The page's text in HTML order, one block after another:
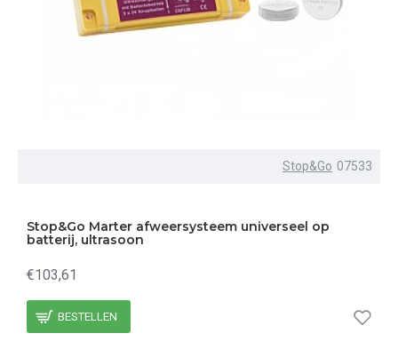
Stop&Go 07533
Stop&Go Marter afweersysteem universeel op
batterij, ultrasoon
€103,61
BESTELLEN